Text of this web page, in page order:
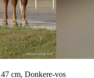
cm, Donkere-vos